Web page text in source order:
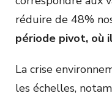
réduire de 48%
période pivot, où
La crise
les échelles,